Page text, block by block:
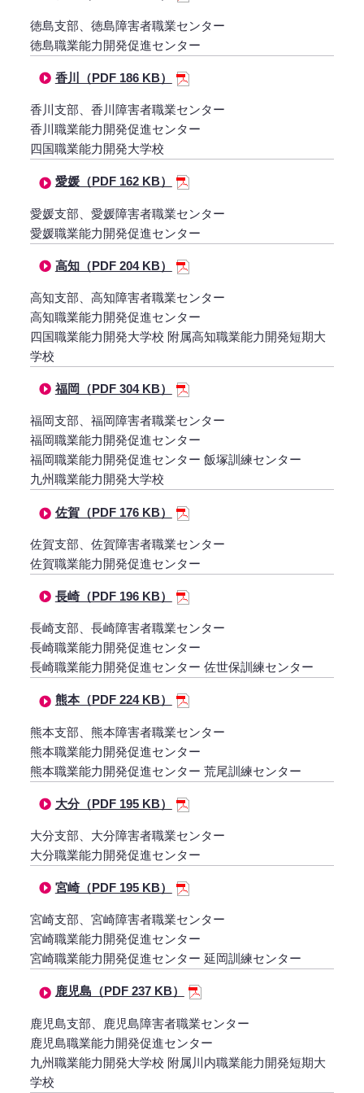
徳島支部、徳島障害者職業センター
徳島職業能力開発促進センター
香川（PDF 186 KB）
香川支部、香川障害者職業センター
香川職業能力開発促進センター
四国職業能力開発大学校
愛媛（PDF 162 KB）
愛媛支部、愛媛障害者職業センター
愛媛職業能力開発促進センター
高知（PDF 204 KB）
高知支部、高知障害者職業センター
高知職業能力開発促進センター
四国職業能力開発大学校 附属高知職業能力開発短期大
学校
福岡（PDF 304 KB）
福岡支部、福岡障害者職業センター
福岡職業能力開発促進センター
福岡職業能力開発促進センター 飯塚訓練センター
九州職業能力開発大学校
佐賀（PDF 176 KB）
佐賀支部、佐賀障害者職業センター
佐賀職業能力開発促進センター
長崎（PDF 196 KB）
長崎支部、長崎障害者職業センター
長崎職業能力開発促進センター
長崎職業能力開発促進センター 佐世保訓練センター
熊本（PDF 224 KB）
熊本支部、熊本障害者職業センター
熊本職業能力開発促進センター
熊本職業能力開発促進センター 荒尾訓練センター
大分（PDF 195 KB）
大分支部、大分障害者職業センター
大分職業能力開発促進センター
宮崎（PDF 195 KB）
宮崎支部、宮崎障害者職業センター
宮崎職業能力開発促進センター
宮崎職業能力開発促進センター 延岡訓練センター
鹿児島（PDF 237 KB）
鹿児島支部、鹿児島障害者職業センター
鹿児島職業能力開発促進センター
九州職業能力開発大学校 附属川内職業能力開発短期大
学校